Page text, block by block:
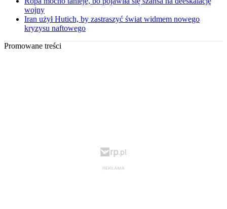
wojny
Iran użył Hutich, by zastraszyć świat widmem nowego
kryzysu naftowego
Promowane treści